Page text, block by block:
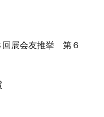
展会友推挙 第６